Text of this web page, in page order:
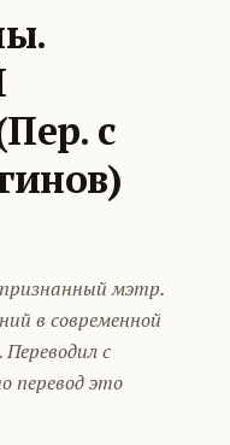
с
мэтр.
в современной
с
перевод это